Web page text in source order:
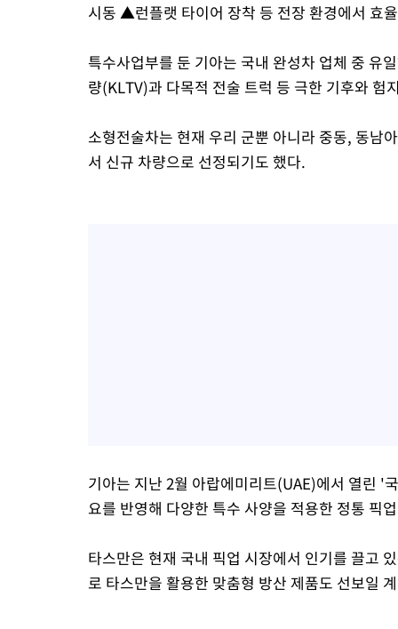
시동 ▲런플랫 타이어 장착 등 전장 환경에서 효
특수사업부를 둔 기아는 국내 완성차 업체 중 유
량(KLTV)과 다목적 전술 트럭 등 극한 기후와 험
소형전술차는 현재 우리 군뿐 아니라 중동, 동남
서 신규 차량으로 선정되기도 했다.
기아는 지난 2월 아랍에미리트(UAE)에서 열린 '
요를 반영해 다양한 특수 사양을 적용한 정통 픽
타스만은 현재 국내 픽업 시장에서 인기를 끌고
로 타스만을 활용한 맞춤형 방산 제품도 선보일